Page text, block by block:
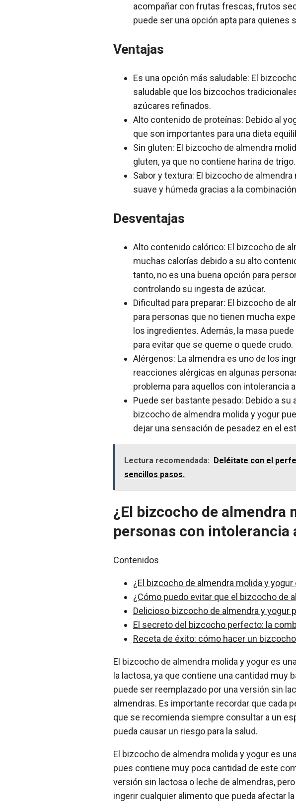
acompañar con frutas frescas, frutos
puede ser una opción apta para
Ventajas
Es una opción más saludable: El
saludable que los bizcochos
azúcares refinados.
Alto contenido de proteínas: Debido al
que son importantes para una dieta
Sin gluten: El bizcocho de almendra
gluten, ya que no contiene harina de trigo.
Sabor y textura: El bizcocho de
suave y húmeda gracias a la
Desventajas
Alto contenido calórico: El bizcocho de
muchas calorías debido a su alto
tanto, no es una buena opción para
controlando su ingesta de azúcar.
Dificultad para preparar: El bizcocho de
para personas que no tienen mucha
los ingredientes. Además, la masa
para evitar que se queme o quede crudo.
Alérgenos: La almendra es uno de los
reacciones alérgicas en algunas
problema para aquellos con intolerancia
Puede ser bastante pesado: Debido a
bizcocho de almendra molida y yogur
dejar una sensación de pesadez en el
Lectura recomendada: Deléitate con el
sencillos pasos.
¿El bizcocho de almendra
personas con intolerancia
Contenidos
¿El bizcocho de almendra molida y
¿Cómo puedo evitar que el bizcocho de
Delicioso bizcocho de almendra y yogur
El secreto del bizcocho perfecto: la
Receta de éxito: cómo hacer un
El bizcocho de almendra molida y yogur es
la lactosa, ya que contiene una cantidad muy
puede ser reemplazado por una versión sin
almendras. Es importante recordar que cada
que se recomienda siempre consultar a un
pueda causar un riesgo para la salud.
El bizcocho de almendra molida y yogur es
pues contiene muy poca cantidad de este
versión sin lactosa o leche de almendras,
ingerir cualquier alimento que pueda afectar la